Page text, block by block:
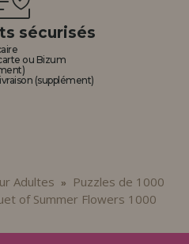
sécurisés
ou Bizum
(supplément)
Adultes »
Puzzles de 1000
of Summer Flowers 1000